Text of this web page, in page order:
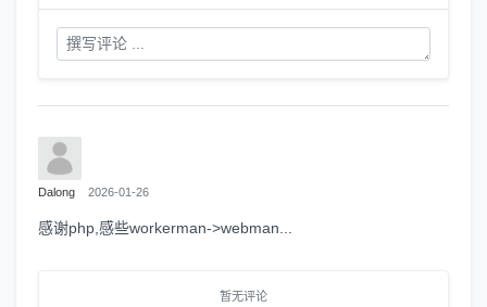
Dalong 2026-01-26
感谢php,感些workerman->webman...
暂无评论